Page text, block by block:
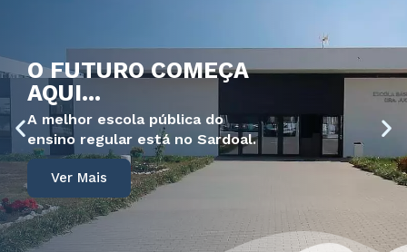
O FUTURO COMEÇA
AQUI...
A melhor escola pública do
ensino regular está no Sardoal.
Ver Mais